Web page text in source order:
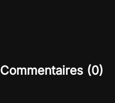
Commentaires (0)